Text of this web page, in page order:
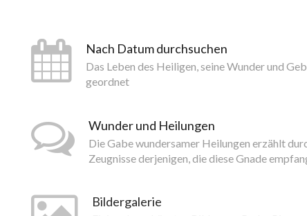
Nach Datum durchsuchen
Das Leben des Heiligen, seine Wunder und
geordnet
Wunder und Heilungen
Die Gabe wundersamer Heilungen erzählt
Zeugnisse derjenigen, die diese Gnade
Bildergalerie